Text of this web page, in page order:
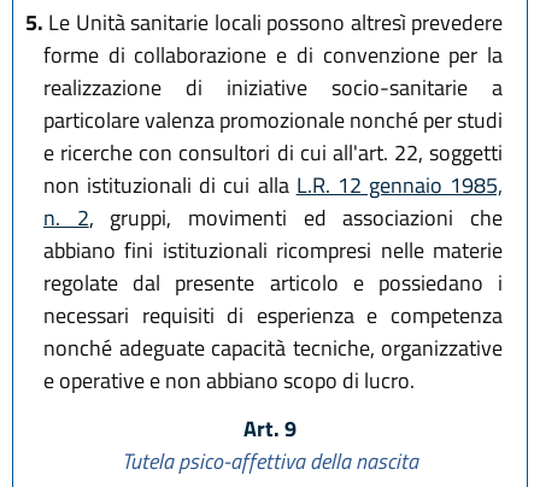
5. Le Unità sanitarie locali possono altresì prevedere
forme di collaborazione e di convenzione per la
realizzazione di iniziative socio-sanitarie a
particolare valenza promozionale nonché per studi
e ricerche con consultori di cui all'art. 22, soggetti
non istituzionali di cui alla L.R. 12 gennaio 1985,
n. 2, gruppi, movimenti ed associazioni che
abbiano fini istituzionali ricompresi nelle materie
regolate dal presente articolo e possiedano i
necessari requisiti di esperienza e competenza
nonché adeguate capacità tecniche, organizzative
e operative e non abbiano scopo di lucro.
Art. 9
Tutela psico-affettiva della nascita